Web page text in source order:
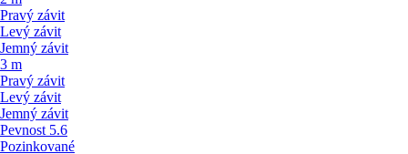
Pravý závit
Levý závit
Jemný závit
3 m
Pravý závit
Levý závit
Jemný závit
Pevnost 5.6
Pozinkované